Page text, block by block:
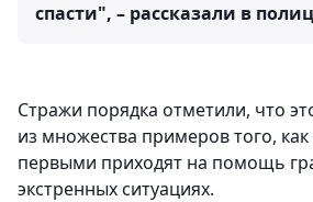
спасти", – рассказали в
Стражи порядка отметили, что
из множества примеров того,
первыми приходят на помощь
экстренных ситуациях.